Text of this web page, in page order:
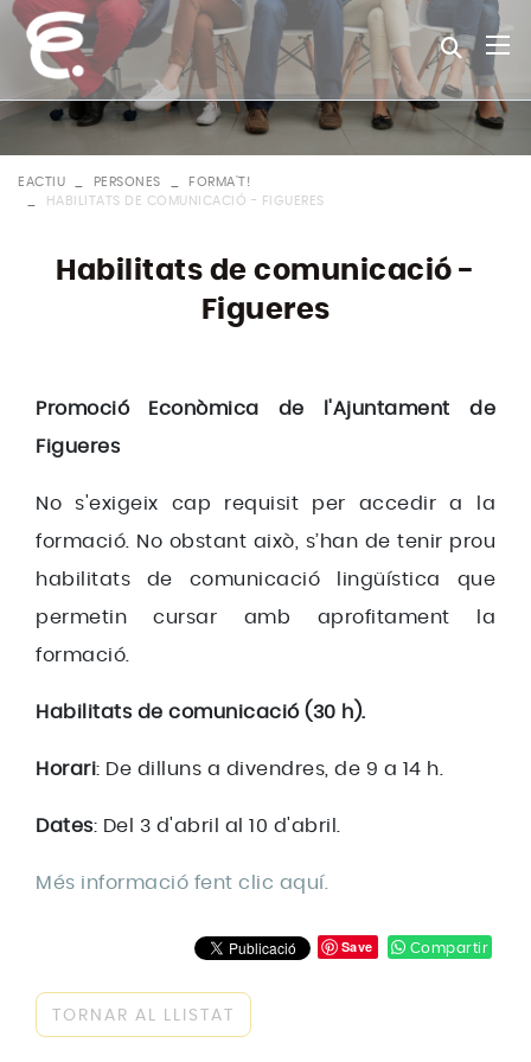
EACTIU PERSONES
FORMA'T!
HABILITATS DE COMUNICACIÓ - FIGUERES
Habilitats de comunicació -
Figueres
Promoció Econòmica de l'Ajuntament de
Figueres
No s'exigeix cap requisit per accedir a la
formació. No obstant això, s’han de tenir prou
habilitats de comunicació lingüística que
permetin cursar amb aprofitament la
formació.
Habilitats de comunicació (30 h).
Horari: De dilluns a divendres, de 9 a 14 h.
Dates: Del 3 d'abril al 10 d'abril.
Més informació fent clic aquí.
Save Compartir
TORNAR AL LLISTAT